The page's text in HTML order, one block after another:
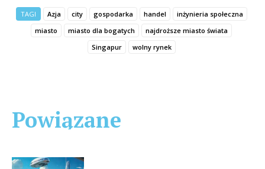
Powiązane
TAGI Azja city gospodarka handel
inżynieria społeczna
miasto
miasto dla bogatych
najdroższe miasto świata
Singapur
wolny rynek